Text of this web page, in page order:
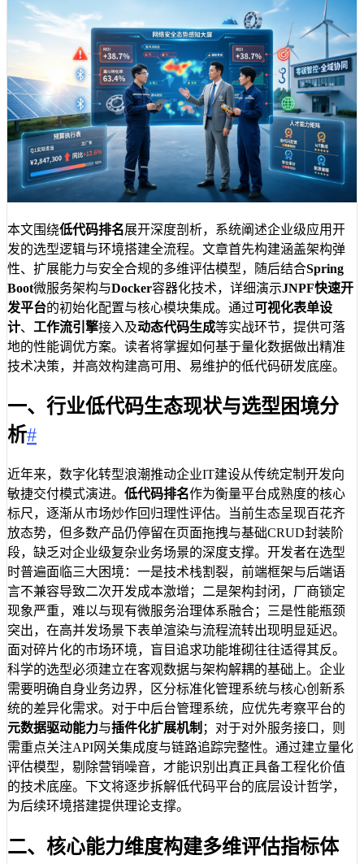
本文围绕低代码排名展开深度剖析，系统阐述企业级应用开
发的选型逻辑与环境搭建全流程。文章首先构建涵盖架构弹
性、扩展能力与安全合规的多维评估模型，随后结合Spring
Boot微服务架构与Docker容器化技术，详细演示JNPF快速开
发平台的初始化配置与核心模块集成。通过可视化表单设
计、 工作流引擎接入及动态代码生成等实战环节，提供可落
地的性能调优方案。读者将掌握如何基于量化数据做出精准
技术决策，并高效构建高可用、易维护的低代码研发底座。
一、行业低代码生态现状与选型困境分
析#
近年来，数字化转型浪潮推动企业IT建设从传统定制开发向
敏捷交付模式演进。 低代码排名作为衡量平台成熟度的核心
标尺，逐渐从市场炒作回归理性评估。当前生态呈现百花齐
放态势，但多数产品仍停留在页面拖拽与基础CRUD封装阶
段，缺乏对企业级复杂业务场景的深度支撑。开发者在选型
时普遍面临三大困境：一是技术栈割裂，前端框架与后端语
言不兼容导致二次开发成本激增；二是架构封闭，厂商锁定
现象严重，难以与现有微服务治理体系融合；三是性能瓶颈
突出，在高并发场景下表单渲染与流程流转出现明显延迟。
面对碎片化的市场环境，盲目追求功能堆砌往往适得其反。
科学的选型必须建立在客观数据与架构解耦的基础上。企业
需要明确自身业务边界，区分标准化管理系统与核心创新系
统的差异化需求。对于中后台管理系统，应优先考察平台的
元数据驱动能力与插件化扩展机制 ；对于对外服务接口，则
需重点关注API网关集成度与链路追踪完整性。通过建立量化
评估模型，剔除营销噪音，才能识别出真正具备工程化价值
的技术底座。下文将逐步拆解低代码平台的底层设计哲学，
为后续环境搭建提供理论支撑。
二、核心能力维度构建多维评估指标体